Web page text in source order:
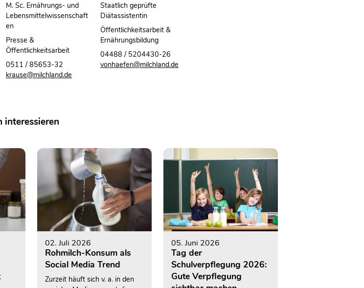
M. Sc. Ernährungs- und
Lebensmittelwissenschaft
en
Presse &
Öffentlichkeitsarbeit
0511 / 85653-32
krause@milchland.de
Staatlich geprüfte
Diätassistentin
Öffentlichkeitsarbeit &
Ernährungsbildung
04488 / 5204430-26
vonhaefen@milchland.de
interessieren
02. Juli 2026
Rohmilch-Konsum als
Social Media Trend
Zurzeit häuft sich v. a. in den
05. Juni 2026
Tag der
Schulverpflegung 2026:
Gute Verpflegung